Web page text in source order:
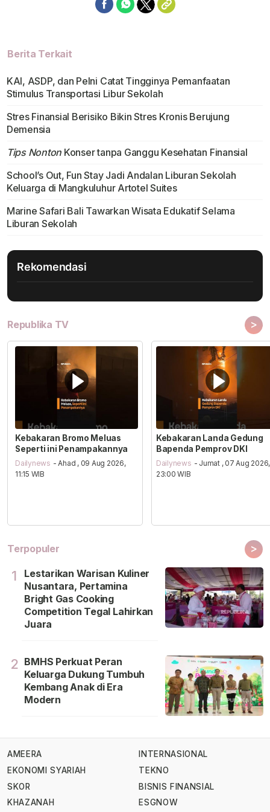
Berita Terkait
KAI, ASDP, dan Pelni Catat Tingginya Pemanfaatan
Stimulus Transportasi Libur Sekolah
Stres Finansial Berisiko Bikin Stres Kronis Berujung
Demensia
Tips Nonton Konser tanpa Ganggu Kesehatan Finansial
School’s Out, Fun Stay Jadi Andalan Liburan Sekolah
Keluarga di Mangkuluhur Artotel Suites
Marine Safari Bali Tawarkan Wisata Edukatif Selama
Liburan Sekolah
Rekomendasi
Republika TV >
Kebakaran Bromo Meluas
Seperti ini Penampakannya
Dailynews - Ahad , 09 Aug 2026,
11:15 WIB
Kebakaran Landa Gedung
Bapenda Pemprov DKI
Dailynews - Jumat , 07 Aug 2026,
23:00 WIB
Terpopuler >
1
Lestarikan Warisan Kuliner
Nusantara, Pertamina
Bright Gas Cooking
Competition Tegal Lahirkan
Juara
2 BMHS Perkuat Peran
Keluarga Dukung Tumbuh
Kembang Anak di Era
Modern
AMEERA
EKONOMI SYARIAH
SKOR
KHAZANAH
INTERNASIONAL
TEKNO
BISNIS FINANSIAL
ESGNOW